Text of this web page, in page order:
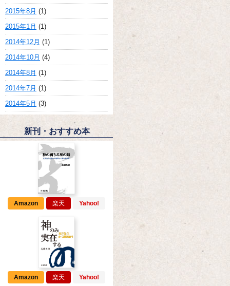
2015年8月 (1)
2015年1月 (1)
2014年12月 (1)
2014年10月 (4)
2014年8月 (1)
2014年7月 (1)
2014年5月 (3)
新刊・おすすめ本
Amazon 楽天 Yahoo!
Amazon 楽天 Yahoo!